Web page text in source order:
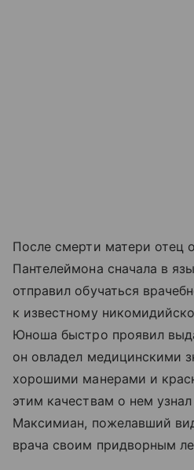
После смерти матери отец
Пантелеймона сначала в
отправил обучаться
к известному
Юноша быстро проявил
он овладел медицинскими
хорошими манерами и
этим качествам о нем
Максимиан, пожелавший
врача своим придворным